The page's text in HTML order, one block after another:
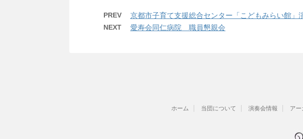
PREV 京都市子育て支援総合センター「こどもみらい館」
NEXT 愛寿会同仁病院 職員懇親会
ホーム 当団について 演奏会情報 アー